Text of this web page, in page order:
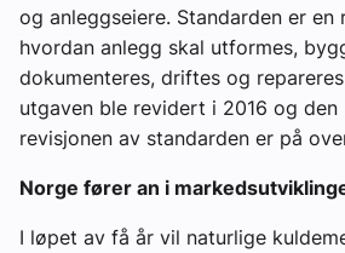
og anleggseiere. Standarden er
hvordan anlegg skal utformes,
dokumenteres, driftes og
utgaven ble revidert i 2016 og den
revisjonen av standarden er på
Norge fører an i
I løpet av få år vil naturlige